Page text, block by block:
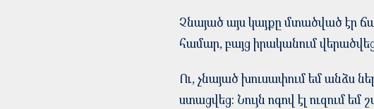
Չնայած այս կայքը մտածված էր
համար, բայց իրականում
Ու, չնայած խուսափում եմ անձս
ստացվեց: Նույն ոգով էլ ուզում